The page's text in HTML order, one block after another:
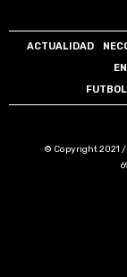
ACTUALIDAD
© Copyright 2021 /